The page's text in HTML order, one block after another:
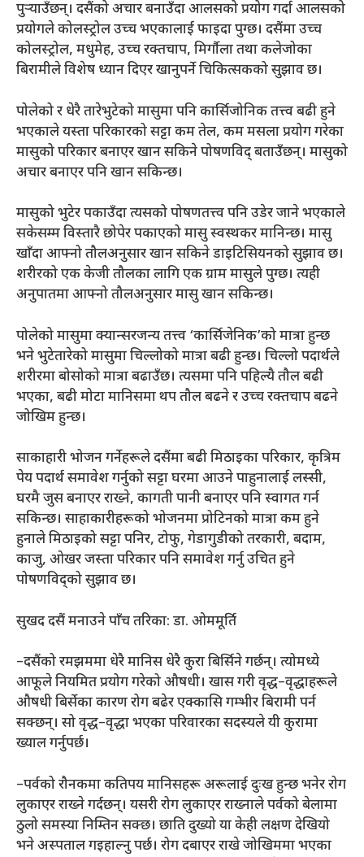
पुर्‍याउँछन्। दसैंको अचार बनाउँदा आलसको प्रयोग गर्दा आलसको
प्रयोगले कोलस्ट्रोल उच्च भएकालाई फाइदा पुग्छ। दसैंमा उच्च
कोलस्ट्रोल, मधुमेह, उच्च रक्तचाप, मिर्गौला तथा कलेजोका
बिरामीले विशेष ध्यान दिएर खानुपर्ने चिकित्सकको सुझाव छ।
पोलेको र धेरै तारेभुटेको मासुमा पनि कार्सिजोनिक तत्त्व बढी हुने
भएकाले यस्ता परिकारको सट्टा कम तेल, कम मसला प्रयोग गरेका
मासुको परिकार बनाएर खान सकिने पोषणविद् बताउँछन्। मासुको
अचार बनाएर पनि खान सकिन्छ।
मासुको भुटेर पकाउँदा त्यसको पोषणतत्त्व पनि उडेर जाने भएकाले
सकेसम्म विस्तारै छोपेर पकाएको मासु स्वस्थकर मानिन्छ। मासु
खाँदा आफ्नो तौलअनुसार खान सकिने डाइटिसियनको सुझाव छ।
शरीरको एक केजी तौलका लागि एक ग्राम मासुले पुग्छ। त्यही
अनुपातमा आफ्नो तौलअनुसार मासु खान सकिन्छ।
पोलेको मासुमा क्यान्सरजन्य तत्त्व ‘कार्सिजेनिक’को मात्रा हुन्छ
भने भुटेतारेको मासुमा चिल्लोको मात्रा बढी हुन्छ। चिल्लो पदार्थले
शरीरमा बोसोको मात्रा बढाउँछ। त्यसमा पनि पहिल्यै तौल बढी
भएका, बढी मोटा मानिसमा थप तौल बढने र उच्च रक्तचाप बढने
जोखिम हुन्छ।
साकाहारी भोजन गर्नेहरूले दसैंमा बढी मिठाइका परिकार, कृत्रिम
पेय पदार्थ समावेश गर्नुको सट्टा घरमा आउने पाहुनालाई लस्सी,
घरमै जुस बनाएर राख्ने, कागती पानी बनाएर पनि स्वागत गर्न
सकिन्छ। साहाकारीहरूको भोजनमा प्रोटिनको मात्रा कम हुने
हुनाले मिठाइको सट्टा पनिर, टोफु, गेडागुडीको तरकारी, बदाम,
काजु, ओखर जस्ता परिकार पनि समावेश गर्नु उचित हुने
पोषणविद्को सुझाव छ।
सुखद दसैं मनाउने पाँच तरिका: डा. ओममूर्ति
–दसैंको रमझममा धेरै मानिस धेरै कुरा बिर्सिने गर्छन्। त्योमध्ये
आफूले नियमित प्रयोग गरेको औषधी। खास गरी वृद्ध–वृद्धाहरूले
औषधी बिर्सेका कारण रोग बढेर एक्कासि गम्भीर बिरामी पर्न
सक्छन्। सो वृद्ध–वृद्धा भएका परिवारका सदस्यले यी कुरामा
ख्याल गर्नुपर्छ।
–पर्वको रौनकमा कतिपय मानिसहरू अरूलाई दुःख हुन्छ भनेर रोग
लुकाएर राख्ने गर्दछन्। यसरी रोग लुकाएर राख्नाले पर्वको बेलामा
ठुलो समस्या निम्तिन सक्छ। छाति दुख्यो या केही लक्षण देखियो
भने अस्पताल गइहाल्नु पर्छ। रोग दबाएर राखे जोखिममा भएका